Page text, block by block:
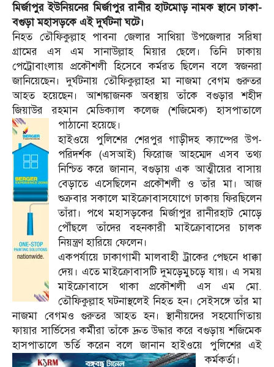
মির্জাপুর ইউনিয়নের মির্জাপুর রানীর হাটমোড় নামক স্থানে ঢাকা-
বগুড়া মহাসড়কে এই দুর্ঘটনা ঘটে।
নিহত তৌফিকুল্লাহ পাবনা জেলার সাথিয়া উপজেলার সরিষা
গ্রামের এস এম সানাউল্লাহ মিয়ার ছেলে। তিনি ঢাকায়
পেট্রোবাংলায় প্রকৌশলী হিসেবে কর্মরত ছিলেন বলে স্বজনরা
জানিয়েছেন। দুর্ঘটনায় তৌফিকুল্লাহর মা নাজমা বেগম গুরুতর
আহত হয়েছেন। আশঙ্কাজনক অবস্থায় তাঁকে বগুড়ার শহীদ
জিয়াউর রহমান মেডিক্যাল কলেজ (শজিমেক) হাসপাতালে
পাঠানো হয়েছে।
হাইওয়ে পুলিশের শেরপুর গাড়ীদহ ক্যাম্পের উপ-
পরিদর্শক (এসআই) ফিরোজ আহম্মেদ এসব তথ্য
নিশ্চিত করে জানান, বগুড়ায় এক আত্মীয়ের বাসায়
বেড়াতে এসেছিলেন প্রকৌশলী ও তাঁর মা। আজ
শুক্রবার সকালে মাইক্রোবাসযোগে ঢাকায় ফিরছিলেন
তাঁরা। পথে মহাসড়কের মির্জাপুর রানীরহাট মোড়ে
পৌঁছলে তাঁদের বহনকারী মাইক্রোবাসের চালক
নিয়ন্ত্রণ হারিয়ে ফেলেন।
একপর্যায়ে ঢাকাগামী মালবাহী ট্রাকের পেছনে ধাক্কা
দেয়। এতে মাইক্রোবাসটি দুমড়েমুচড়ে যায়। এ সময়
মাইক্রোবাসে থাকা প্রকৌশলী এস এম মো.
তৌফিকুল্লাহ ঘটনাস্থলেই নিহত হন। সেইসঙ্গে তাঁর মা
নাজমা বেগমও গুরুতর আহত হন। স্থানীয়দের সহযোগিতায়
ফায়ার সার্ভিসের কর্মীরা তাঁকে দ্রুত উদ্ধার করে বগুড়ায় শজিমেক
হাসপাতালে ভর্তি করেন বলে জানান হাইওয়ে পুলিশের এই
কর্মকর্তা।